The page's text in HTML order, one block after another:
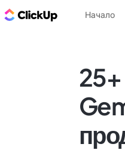
ClickUp блог
Начало
25+